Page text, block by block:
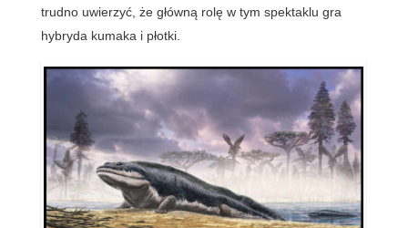
trudno uwierzyć, że główną rolę w tym spektaklu gra
hybryda kumaka i płotki.